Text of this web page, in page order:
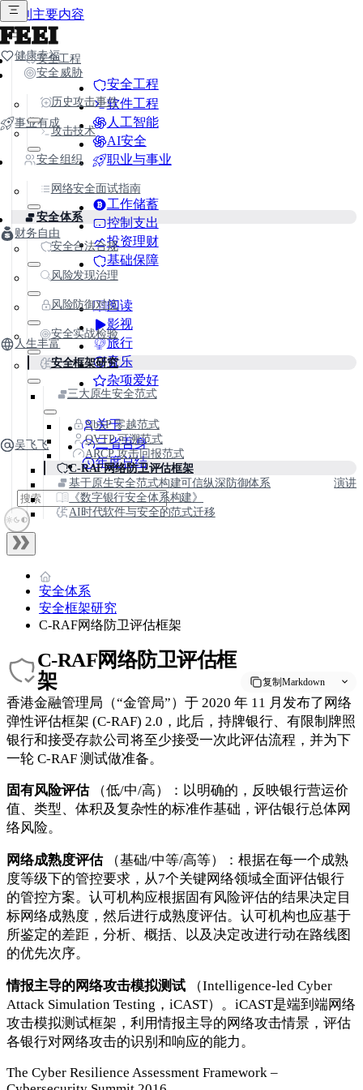
跳到主要内容
FEEI
健康幸福
事业有成
安全工程
软件工程
人工智能
AI安全
职业与事业
财务自由
工作储蓄
控制支出
投资理财
基础保障
人生丰富
阅读
影视
旅行
音乐
杂项爱好
吴飞飞
关于
三省吾身
年度总结
安全工程
安全威胁
历史攻击事件
攻击技术
安全组织
网络安全面试指南
安全体系
安全合法合规
风险发现治理
风险防御对抗
安全实战检验
安全框架研究
三大原生安全范式
NbSP 零越范式
OVTP 可溯范式
ARCP 攻击回报范式
C-RAF网络防卫评估框架
基于原生安全范式构建可信纵深防御体系
演讲
《数字银行安全体系构建》
AI时代软件与安全的范式迁移
安全体系
安全框架研究
C-RAF网络防卫评估框架
C-RAF网络防卫评估框
架
复制Markdown
⾹港⾦融管理局（“⾦管局”）于 2020 年 11 ⽉发布了⽹络
弹性评估框架 (C-RAF) 2.0，此后，持牌银⾏、有限制牌照
银⾏和接受存款公司将⾄少接受⼀次此评估流程，并为下
⼀轮 C-RAF 测试做准备。
固有风险评估（低/中/高）：以明确的，反映银行营运价
值、类型、体积及复杂性的标准作基础，评估银行总体网
络风险。
网络成熟度评估（基础/中等/高等）：根据在每一个成熟
度等级下的管控要求，从7个关键网络领域全面评估银行
的管控方案。认可机构应根据固有风险评估的结果决定目
标网络成熟度，然后进行成熟度评估。认可机构也应基于
所鉴定的差距，分析、概括、以及决定改进行动在路线图
的优先次序。
情报主导的网络攻击模拟测试 （Intelligence-led Cyber
Attack Simulation Testing，iCAST）。iCAST是端到端网络
攻击模拟测试框架，利用情报主导的网络攻击情景，评估
各银行对网络攻击的识别和响应的能力。
The Cyber Resilience Assessment Framework –